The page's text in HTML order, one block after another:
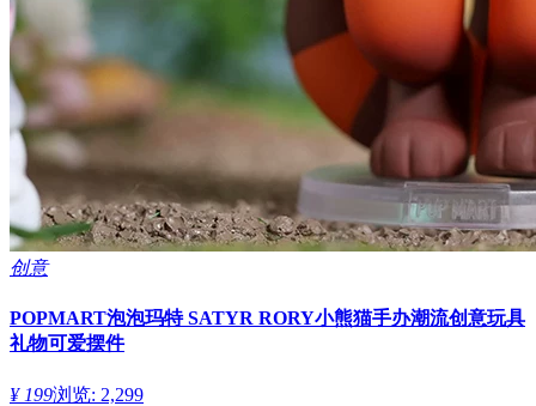
创意
POPMART泡泡玛特 SATYR RORY小熊猫手办潮流创意玩具
礼物可爱摆件
¥ 199浏览: 2,299